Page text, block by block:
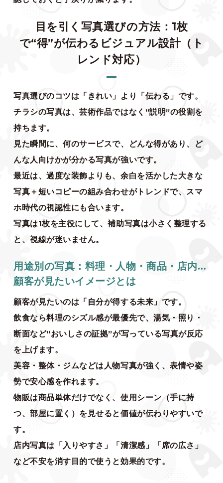
目を引く写真選びの方法：1枚
で“得”が伝わるビジュアル設計（ト
レンド対応）
写真選びのコツは「きれい」より「伝わる」です。
チラシの写真は、芸術作品ではなく“説明”の役割を
持ちます。
見た瞬間に、何のサービスで、どんな得があり、ど
んな人向けかが分かる写真が強いです。
最近は、過度な装飾よりも、余白を活かした大きな
写真＋短いコピーの組み合わせがトレンドで、スマ
ホ時代の視認性にも合います。
写真は1枚を主役にして、補助写真は小さく整理する
と、視線が迷いません。
用途別の写真：料理・人物・商品・店内…
顧客が見たいイメージとは
顧客が見たいのは「自分が得する未来」です。
飲食なら料理のシズル感が最優先で、湯気・照り・
断面など“おいしさの証拠”が写っている写真が反応
を上げます。
美容・整体・ジムなどは人物写真が強く、表情や姿
勢で安心感を作れます。
物販は商品単体だけでなく、使用シーン（手に持
つ、部屋に置く）を見せると価値が伝わりやすいで
す。
店内写真は「入りやすさ」「清潔感」「席の広さ」
など不安を消す目的で使うと効果的です。